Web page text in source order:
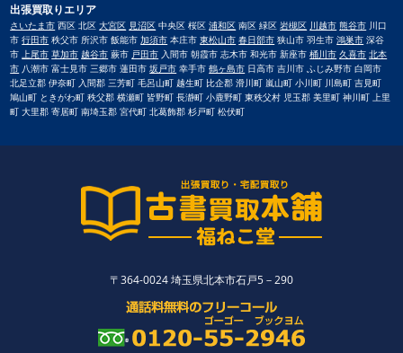
出張買取りエリア
さいたま市 西区 北区大宮区 見沼区 中央区 桜区浦和区 南区 緑区岩槻区 川越市 熊谷市 川口
市行田市 秩父市 所沢市 飯能市加須市 本庄市東松山市 春日部市 狭山市 羽生市鴻巣市 深谷
市 上尾市 草加市 越谷市 蕨市 戸田市 入間市 朝霞市 志木市 和光市 新座市桶川市 久喜市 北本
市 八潮市 富士見市 三郷市 蓮田市坂戸市 幸手市鶴ヶ島市 日高市 吉川市 ふじみ野市 白岡市
北足立郡 伊奈町 入間郡 三芳町 毛呂山町 越生町 比企郡 滑川町 嵐山町 小川町 川島町 吉見町
鳩山町 ときがわ町 秩父郡 横瀬町 皆野町 長瀞町 小鹿野町 東秩父村 児玉郡 美里町 神川町 上里
町 大里郡 寄居町 南埼玉郡 宮代町 北葛飾郡 杉戸町 松伏町
〒364-0024 埼玉県北本市石戸5－290